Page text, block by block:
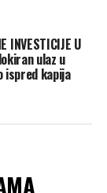
INVESTICIJE U
ulaz u
kapija